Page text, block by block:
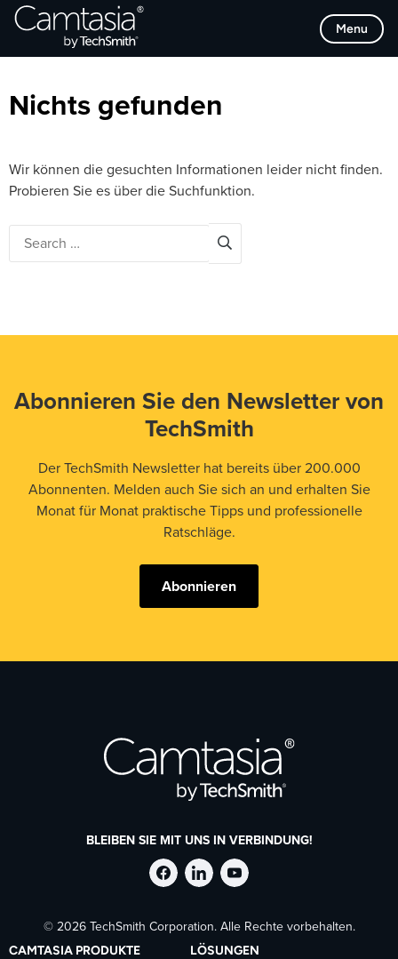
Direkt
zum
Menu
Browse Categories
Nichts gefunden
Wir können die gesuchten Informationen leider nicht finden.
Probieren Sie es über die Suchfunktion.
Abonnieren Sie den Newsletter von
TechSmith
Der TechSmith Newsletter hat bereits über 200.000
Abonnenten. Melden auch Sie sich an und erhalten Sie
Monat für Monat praktische Tipps und professionelle
Ratschläge.
Abonnieren
BLEIBEN SIE MIT UNS IN VERBINDUNG!
TechSmith
auf
TechSmith
auf
TechSmith
auf
© 2026 TechSmith Corporation. Alle Rechte vorbehalten.
CAMTASIA PRODUKTE LÖSUNGEN